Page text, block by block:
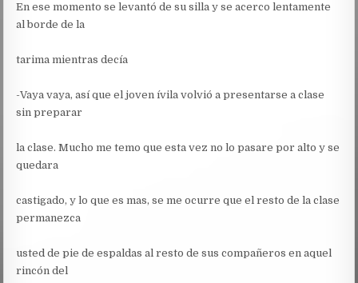
En ese momento se levantó de su silla y se acerco lentamente
al borde de la
tarima mientras decía
-Vaya vaya, así que el joven ívila volvió a presentarse a clase
sin preparar
la clase. Mucho me temo que esta vez no lo pasare por alto y se
quedara
castigado, y lo que es mas, se me ocurre que el resto de la clase
permanezca
usted de pie de espaldas al resto de sus compañeros en aquel
rincón del